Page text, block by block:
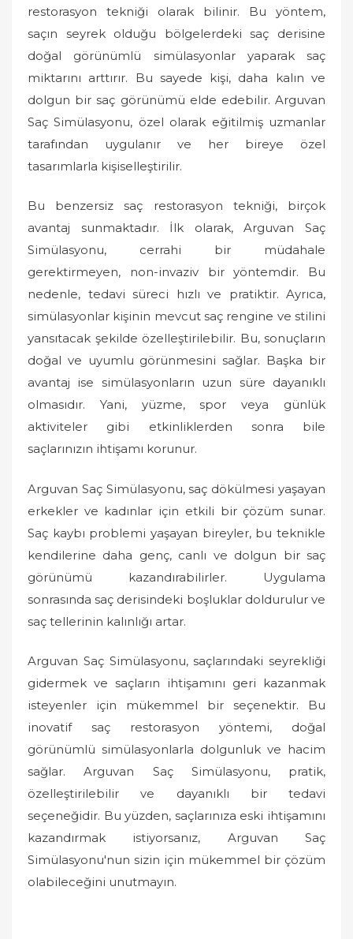
restorasyon tekniği olarak bilinir. Bu yöntem,
saçın seyrek olduğu bölgelerdeki saç derisine
doğal görünümlü simülasyonlar yaparak saç
miktarını arttırır. Bu sayede kişi, daha kalın ve
dolgun bir saç görünümü elde edebilir. Arguvan
Saç Simülasyonu, özel olarak eğitilmiş uzmanlar
tarafından uygulanır ve her bireye özel
tasarımlarla kişiselleştirilir.
Bu benzersiz saç restorasyon tekniği, birçok
avantaj sunmaktadır. İlk olarak, Arguvan Saç
Simülasyonu, cerrahi bir müdahale
gerektirmeyen, non-invaziv bir yöntemdir. Bu
nedenle, tedavi süreci hızlı ve pratiktir. Ayrıca,
simülasyonlar kişinin mevcut saç rengine ve stilini
yansıtacak şekilde özelleştirilebilir. Bu, sonuçların
doğal ve uyumlu görünmesini sağlar. Başka bir
avantaj ise simülasyonların uzun süre dayanıklı
olmasıdır. Yani, yüzme, spor veya günlük
aktiviteler gibi etkinliklerden sonra bile
saçlarınızın ihtişamı korunur.
Arguvan Saç Simülasyonu, saç dökülmesi yaşayan
erkekler ve kadınlar için etkili bir çözüm sunar.
Saç kaybı problemi yaşayan bireyler, bu teknikle
kendilerine daha genç, canlı ve dolgun bir saç
görünümü kazandırabilirler. Uygulama
sonrasında saç derisindeki boşluklar doldurulur ve
saç tellerinin kalınlığı artar.
Arguvan Saç Simülasyonu, saçlarındaki seyrekliği
gidermek ve saçların ihtişamını geri kazanmak
isteyenler için mükemmel bir seçenektir. Bu
inovatif saç restorasyon yöntemi, doğal
görünümlü simülasyonlarla dolgunluk ve hacim
sağlar. Arguvan Saç Simülasyonu, pratik,
özelleştirilebilir ve dayanıklı bir tedavi
seçeneğidir. Bu yüzden, saçlarınıza eski ihtişamını
kazandırmak istiyorsanız, Arguvan Saç
Simülasyonu'nun sizin için mükemmel bir çözüm
olabileceğini unutmayın.